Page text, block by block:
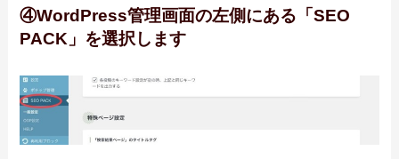
④WordPress管理画面の左側にある「SEO
PACK」を選択します